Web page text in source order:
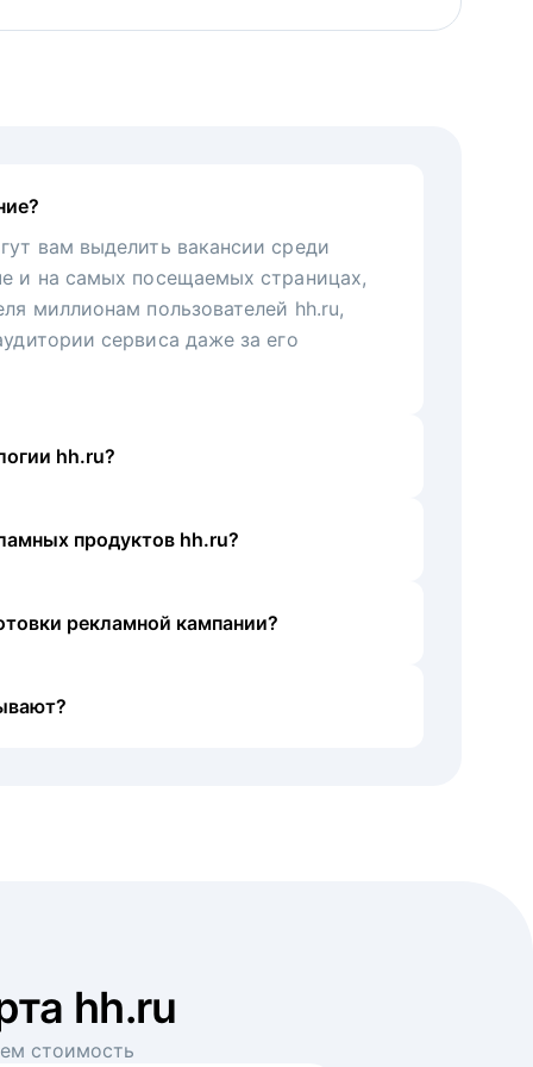
вам выделить вакансии среди
и на самых посещаемых страницах,
миллионам пользователей hh.ru,
сервиса даже за его
hh.ru?
продуктов hh.ru?
рекламной кампании?
hh.ru
стоимость